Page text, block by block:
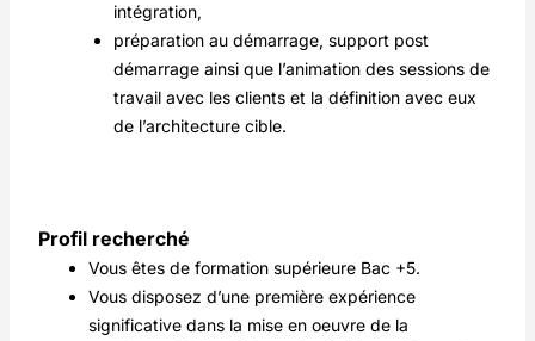
intégration,
préparation au démarrage, support post
démarrage ainsi que l’animation des sessions de
travail avec les clients et la définition avec eux
de l’architecture cible.
Profil recherché
Vous êtes de formation supérieure Bac +5.
Vous disposez d’une première expérience
significative dans la mise en oeuvre de la